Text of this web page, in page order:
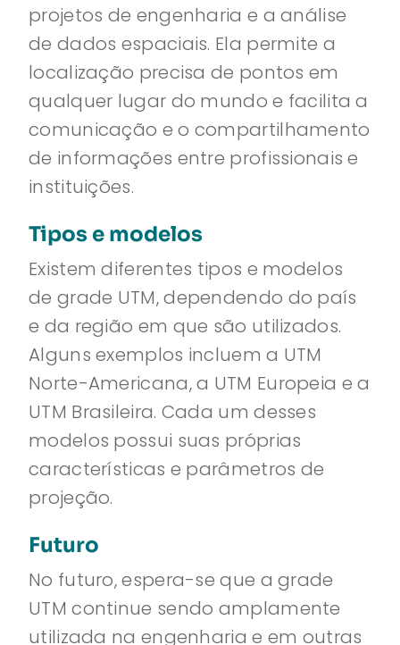
projetos de engenharia e a análise
de dados espaciais. Ela permite a
localização precisa de pontos em
qualquer lugar do mundo e facilita a
comunicação e o compartilhamento
de informações entre profissionais e
instituições.
Tipos e modelos
Existem diferentes tipos e modelos
de grade UTM, dependendo do país
e da região em que são utilizados.
Alguns exemplos incluem a UTM
Norte-Americana, a UTM Europeia e a
UTM Brasileira. Cada um desses
modelos possui suas próprias
características e parâmetros de
projeção.
Futuro
No futuro, espera-se que a grade
UTM continue sendo amplamente
utilizada na engenharia e em outras